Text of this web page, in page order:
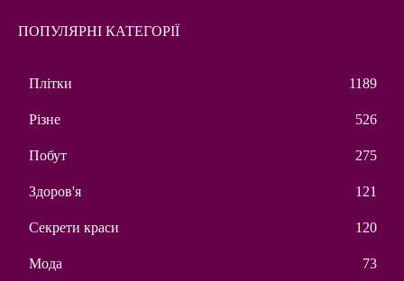
ПОПУЛЯРНІ КАТЕГОРІЇ
Плітки 1189
Різне 526
Побут 275
Здоров'я 121
Секрети краси 120
Мода 73